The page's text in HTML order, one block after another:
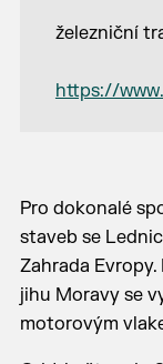
železniční
https://
Pro dokonalé
staveb se
Zahrada
jihu Moravy se
motorovým